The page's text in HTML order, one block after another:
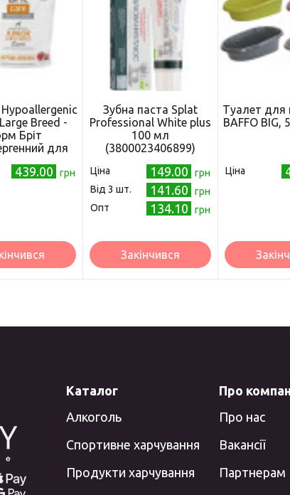
Breed -
Бріт
для
з ягням
439.00 грн
Зубна паста Splat
Professional White plus
100 мл
(3800023406899)
Ціна 149.00
грн
Від 3 шт.
141.60
грн
Опт
134.10 грн
Закінчився
Туалет для
BAFFO BIG,
Ціна
Каталог
Алкоголь
Спортивне харчування
Продукти харчування
Про
Про нас
Вакансії
Партнерам